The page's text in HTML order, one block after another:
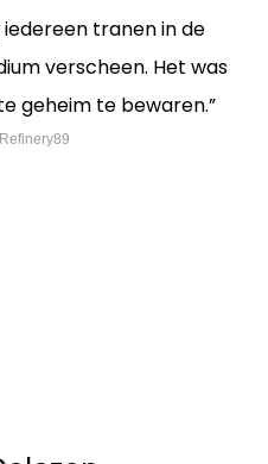
iedereen tranen in de
verscheen. Het was
geheim te bewaren.”